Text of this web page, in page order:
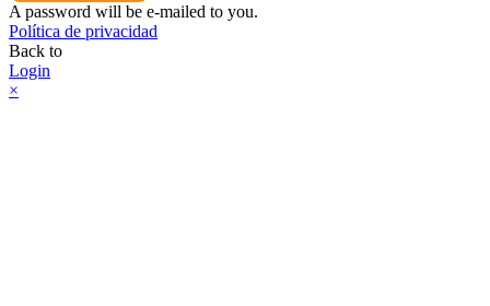
A password will be e-mailed to you.
Política de privacidad
Back to
Login
×